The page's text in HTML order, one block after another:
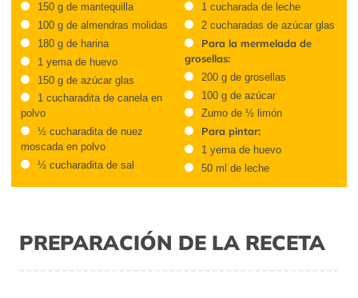
150 g de mantequilla
100 g de almendras molidas
180 g de harina
1 yema de huevo
150 g de azúcar glas
1 cucharadita de canela en
polvo
½ cucharadita de nuez
moscada en polvo
½ cucharadita de sal
1 cucharada de leche
2 cucharadas de azúcar glas
Para la mermelada de
grosellas:
200 g de grosellas
100 g de azúcar
Zumo de ½ limón
Para pintar:
1 yema de huevo
50 ml de leche
PREPARACIÓN DE LA RECETA